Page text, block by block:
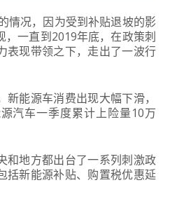
情况，因为受到补贴退坡的影
，一直到2019年底，在政策刺
表现带领之下，走出了一波行
能源车消费出现大幅下滑，
汽车一季度累计上险量10万
和地方都出台了一系列刺激政
括新能源补贴、购置税优惠延